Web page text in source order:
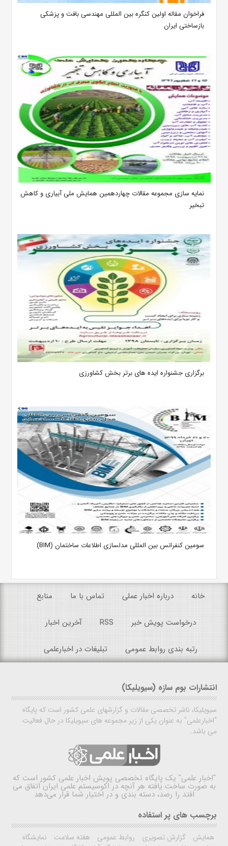
فراخوان مقاله اولین کنگره بین المللی مهندسی بافت و پزشکی
بازساختی ایران
نمایه سازی مجموعه مقالات چهاردهمین همایش ملی آبیاری و کاهش
تبخیر
برگزاری جشنواره ایده های برتر بخش کشاورزی
سومین کنفرانس بین المللی مدلسازی اطلاعات ساختمان (BIM)
خانه درباره اخبار عملی تماس با ما منابع
درخواست پویش خبر RSS آخرین اخبار
رتبه بندی روابط عمومی تبلیغات در اخبارعلمی
انتشارات بوم سازه (سیویلیکا)
سیویلیکا، ناشر تخصصی مقالات و گزارشهای علمی کشور است که پایگاه
"اخبارعلمی" به عنوان یکی از زیر مجموعه های سیویلیکا در حال فعالیت
می باشد.
"اخبار علمی" یک پایگاه تخصصی پویش اخبار علمی کشور است که
به صورت ساخت یافته هر آنچه در اکوسیستم علمی ایران اتفاق می
افتد را رصد، دسته بندی و در اختیار شما قرار می‌دهد
برچسب های پر استفاده
همایش گزارش تصویری روابط عمومی هفته سلامت
نمایشگاه